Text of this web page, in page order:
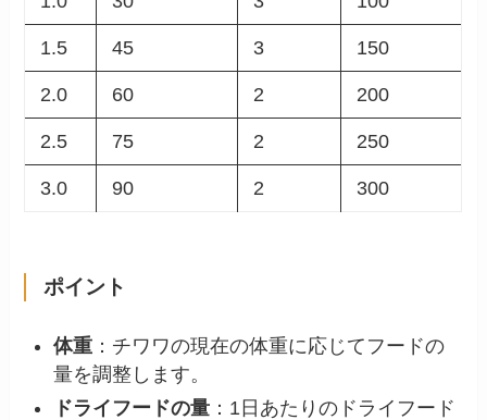
1.5 45 3 150
2.0 60 2 200
2.5 75 2 250
3.0 90 2 300
ポイント
体重 ：チワワの現在の体重に応じてフードの
量を調整します。
ドライフードの量 ：1日あたりのドライフード